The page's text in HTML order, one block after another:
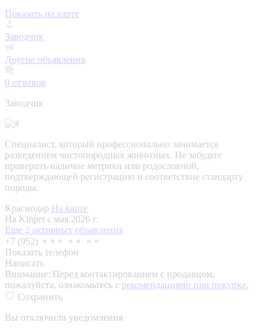
Показать на карте
Заводчик
Другие объявления
0 отзывов
Заводчик
Специалист, который профессионально занимается
разведением чистопородных животных. Не забудьте
проверить наличие метрики или родословной,
подтверждающей регистрацию и соответствие стандарту
породы.
Краснодар На карте
На Kinpet c мая 2026 г.
Еще 2 активных объявления
+7 (952) ⚬⚬⚬ ⚬⚬ ⚬⚬
Показать телефон
Написать
Внимание: Перед контактированием с продавцом,
пожалуйста, ознакомьтесь с рекомендациями при покупке.
Сохранить
Вы отключили уведомления